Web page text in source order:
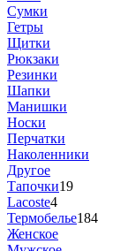
Сумки
Гетры
Щитки
Рюкзаки
Резинки
Шапки
Манишки
Носки
Перчатки
Наколенники
Другое
Тапочки19
Lacoste4
Термобелье184
Женское